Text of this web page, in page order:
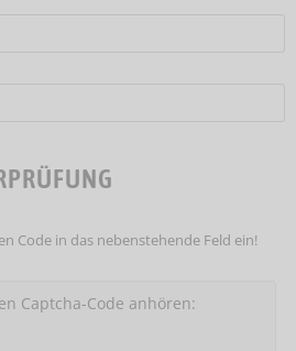
Code in das nebenstehende Feld ein!
Captcha-Code anhören: